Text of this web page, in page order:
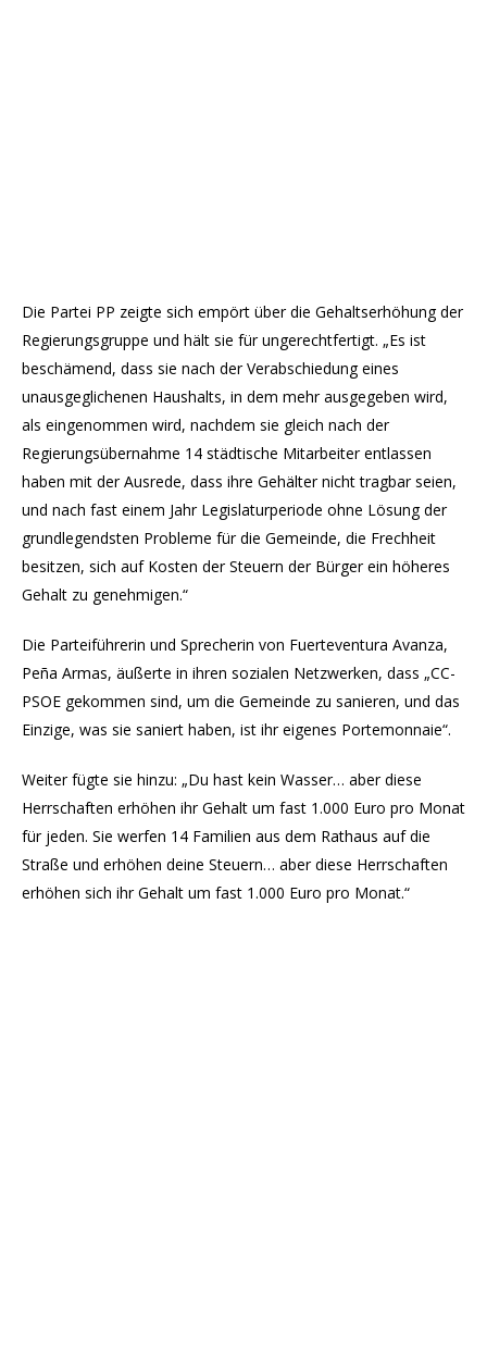
Die Partei PP zeigte sich empört über die Gehaltserhöhung der
Regierungsgruppe und hält sie für ungerechtfertigt. „Es ist
beschämend, dass sie nach der Verabschiedung eines
unausgeglichenen Haushalts, in dem mehr ausgegeben wird,
als eingenommen wird, nachdem sie gleich nach der
Regierungsübernahme 14 städtische Mitarbeiter entlassen
haben mit der Ausrede, dass ihre Gehälter nicht tragbar seien,
und nach fast einem Jahr Legislaturperiode ohne Lösung der
grundlegendsten Probleme für die Gemeinde, die Frechheit
besitzen, sich auf Kosten der Steuern der Bürger ein höheres
Gehalt zu genehmigen.“
Die Parteiführerin und Sprecherin von Fuerteventura Avanza,
Peña Armas, äußerte in ihren sozialen Netzwerken, dass „CC-
PSOE gekommen sind, um die Gemeinde zu sanieren, und das
Einzige, was sie saniert haben, ist ihr eigenes Portemonnaie“.
Weiter fügte sie hinzu: „Du hast kein Wasser… aber diese
Herrschaften erhöhen ihr Gehalt um fast 1.000 Euro pro Monat
für jeden. Sie werfen 14 Familien aus dem Rathaus auf die
Straße und erhöhen deine Steuern… aber diese Herrschaften
erhöhen sich ihr Gehalt um fast 1.000 Euro pro Monat.“